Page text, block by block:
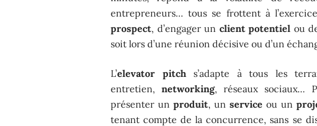
entrepreneurs… tous se frottent à
prospect, d’engager un client potentiel ou
soit lors d’une réunion décisive ou d’un
L’elevator pitchs’adapte à tous les
entretien, networking, réseaux sociaux…
présenter un produit, un service ou un
tenant compte de la concurrence, sans se